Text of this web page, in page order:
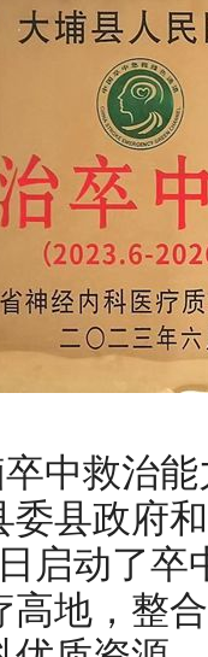
救治能
县政府
启动了
高地，整